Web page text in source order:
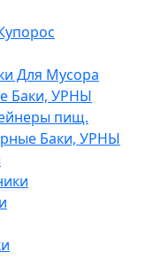
Для Мусора
Баки, УРНЫ
пищ.
Баки, УРНЫ